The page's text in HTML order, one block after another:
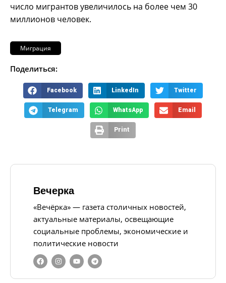
число мигрантов увеличилось на более чем 30
миллионов человек.
Миграция
Поделиться:
Facebook LinkedIn Twitter
Telegram WhatsApp Email
Print
Вечерка
«Вечёрка» — газета столичных новостей,
актуальные материалы, освещающие
социальные проблемы, экономические и
политические новости